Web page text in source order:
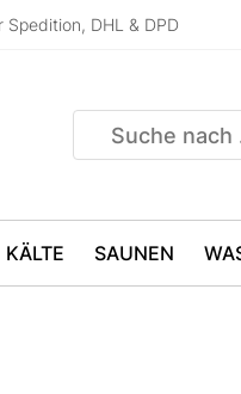
DHL & DPD
KÄLTE SAUNEN